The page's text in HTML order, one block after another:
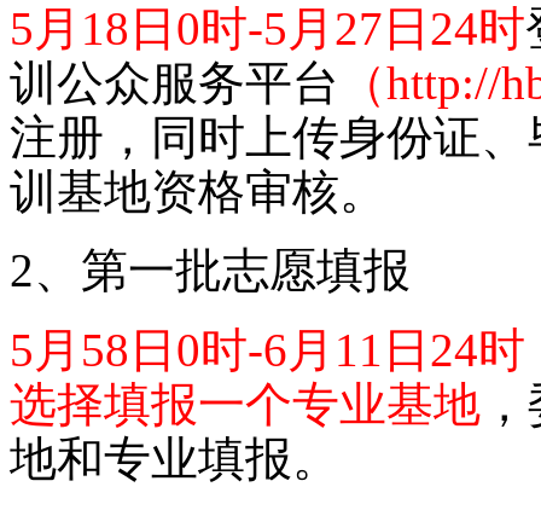
5月18日0时-5月27日24时
训公众服务平台 （http://
注册，同时上传身份证
训基地资格审核。
2、 第一批志愿填报
5月58日0时-6月11日24时
选择填报一个专业基地
地和专业填报。